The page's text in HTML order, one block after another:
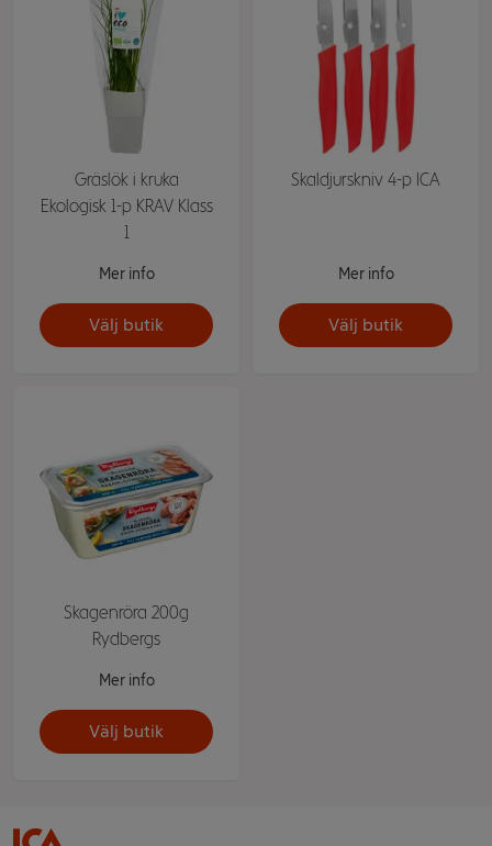
Gräslök i kruka
Ekologisk 1-p KRAV Klass
1
Mer info
Välj butik
Skaldjurskniv 4-p ICA
Mer info
Välj butik
Skagenröra 200g
Rydbergs
Mer info
Välj butik